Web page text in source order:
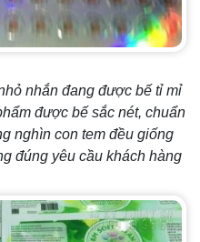
nhắn đang được bế tỉ mỉ
được bế sắc nét, chuẩn
nghìn con tem đều giống
đúng yêu cầu khách hàng